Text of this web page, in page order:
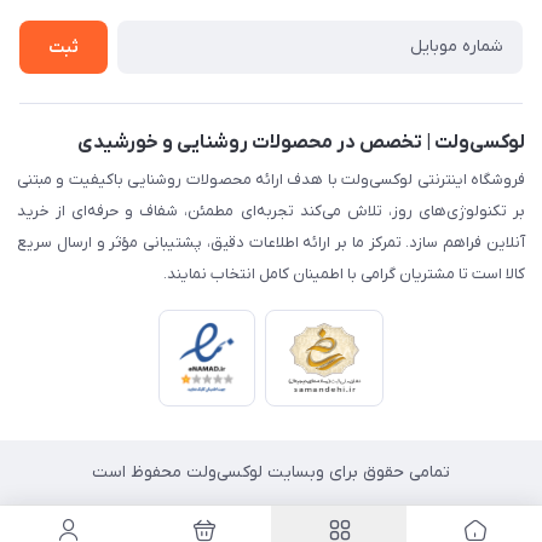
گارانتی
ثبت
لوکسی‌ولت | تخصص در محصولات روشنایی و خورشیدی
فروشگاه اینترنتی لوکسی‌ولت با هدف ارائه محصولات روشنایی باکیفیت و مبتنی
بر تکنولوژی‌های روز، تلاش می‌کند تجربه‌ای مطمئن، شفاف و حرفه‌ای از خرید
آنلاین فراهم سازد. تمرکز ما بر ارائه اطلاعات دقیق، پشتیبانی مؤثر و ارسال سریع
کالا است تا مشتریان گرامی با اطمینان کامل انتخاب نمایند.
تمامی حقوق برای وبسایت لوکسی‌ولت محفوظ است